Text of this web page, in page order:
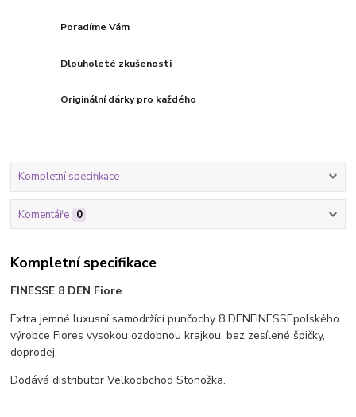
Poradíme Vám
Dlouholeté zkušenosti
Originální dárky pro každého
Kompletní specifikace
Komentáře 0
Kompletní specifikace
FINESSE 8 DEN Fiore
Extra jemné luxusní samodržící punčochy 8 DENFINESSEpolského
výrobce Fiores vysokou ozdobnou krajkou, bez zesílené špičky,
doprodej.
Dodává distributor Velkoobchod Stonožka.